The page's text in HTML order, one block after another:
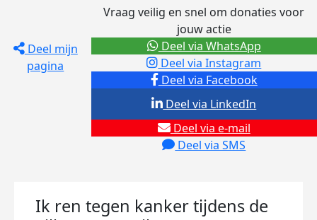
Deel mijn
pagina
Vraag veilig en snel om donaties voor
jouw actie
Deel via Facebook
Deel via Instagram
Deel via e-mail
Deel via SMS
Deel via LinkedIn
Deel via WhatsApp
Ik ren tegen kanker tijdens de